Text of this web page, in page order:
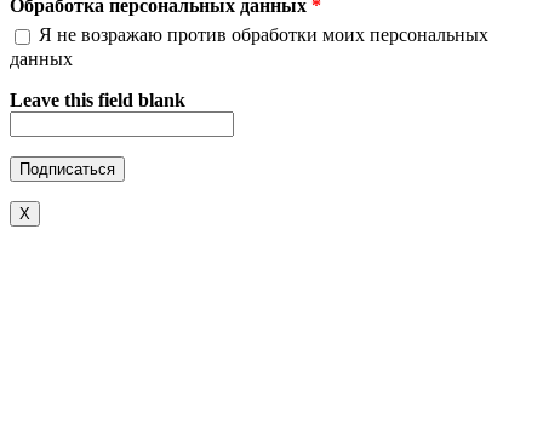
Обработка персональных данных *
Я не возражаю против обработки моих персональных
данных
Leave this field blank
X